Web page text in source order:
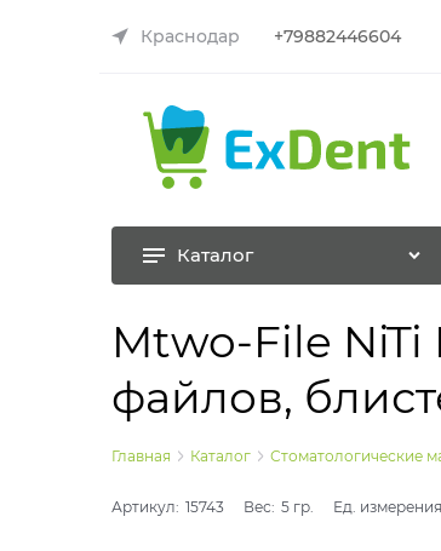
Краснодар +79882446604
Каталог
Mtwo-File
файлов,
Главная Каталог Стоматологические
Артикул: 15743 Вес: 5 гр. Ед.